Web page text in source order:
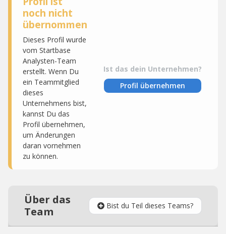
noch nicht
übernommen
Dieses Profil wurde
vom Startbase
Analysten-Team
erstellt. Wenn Du
ein Teammitglied
dieses
Unternehmens bist,
kannst Du das
Profil übernehmen,
um Änderungen
daran vornehmen
zu können.
Ist das dein Unternehmen?
Profil übernehmen
Über das
Team
Bist du Teil dieses Teams?